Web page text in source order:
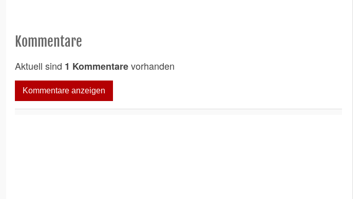
Kommentare
Aktuell sind 1 Kommentarevorhanden
Kommentare anzeigen